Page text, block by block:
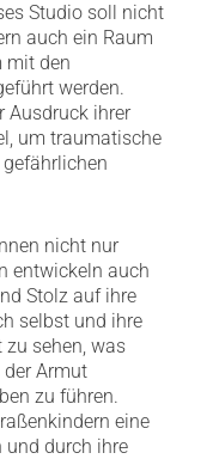
Studio soll nicht
auch ein Raum
mit den
werden.
Ausdruck ihrer
um traumatische
nicht nur
entwickeln auch
Stolz auf ihre
selbst und ihre
sehen, was
Armut
zu führen.
eine
und durch ihre